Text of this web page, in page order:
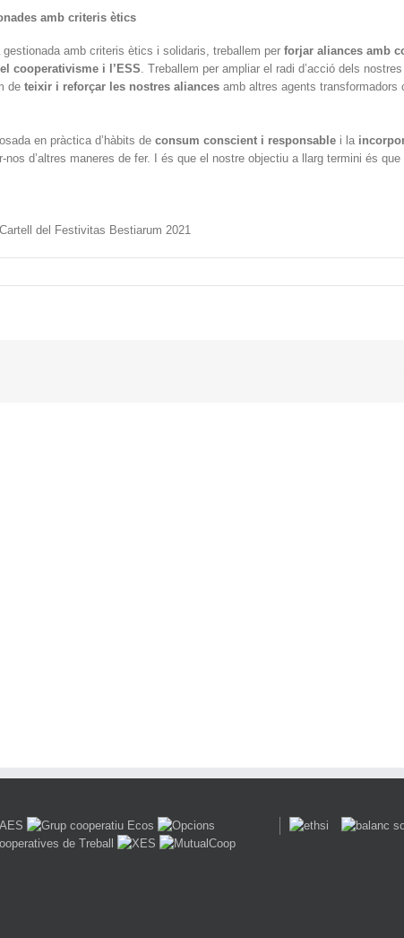
amb criteris ètics
amb criteris ètics i solidaris, treballem per forjar aliances amb
cooperativisme i l’ESS . Treballem per ampliar el radi d’acció dels
de teixir i reforçar les nostres aliances amb altres agents transformadors
en pràctica d’hàbits de consum conscient i responsable i la
d’altres maneres de fer. I és que el nostre objectiu a llarg termini és que
Cartell del Festivitas Bestiarum 2021